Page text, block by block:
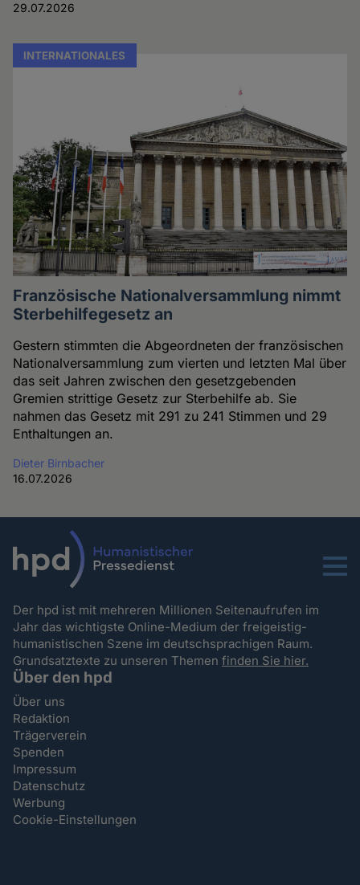
29.07.2026
INTERNATIONALES
Französische Nationalversammlung nimmt
Sterbehilfegesetz an
Gestern stimmten die Abgeordneten der französischen
Nationalversammlung zum vierten und letzten Mal über
das seit Jahren zwischen den gesetzgebenden
Gremien strittige Gesetz zur Sterbehilfe ab. Sie
nahmen das Gesetz mit 291 zu 241 Stimmen und 29
Enthaltungen an.
Dieter Birnbacher
16.07.2026
Menu
Der hpd ist mit mehreren Millionen Seitenaufrufen im
Jahr das wichtigste Online-Medium der freigeistig-
humanistischen Szene im deutschsprachigen Raum.
Grundsatztexte zu unseren Themenfinden Sie hier.
Über den hpd
Über uns
Redaktion
Trägerverein
Spenden
Impressum
Datenschutz
Werbung
Cookie-Einstellungen